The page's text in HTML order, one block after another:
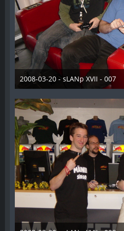
2008-03-20 - sLANp XVII - 007
28. Dezember 2012